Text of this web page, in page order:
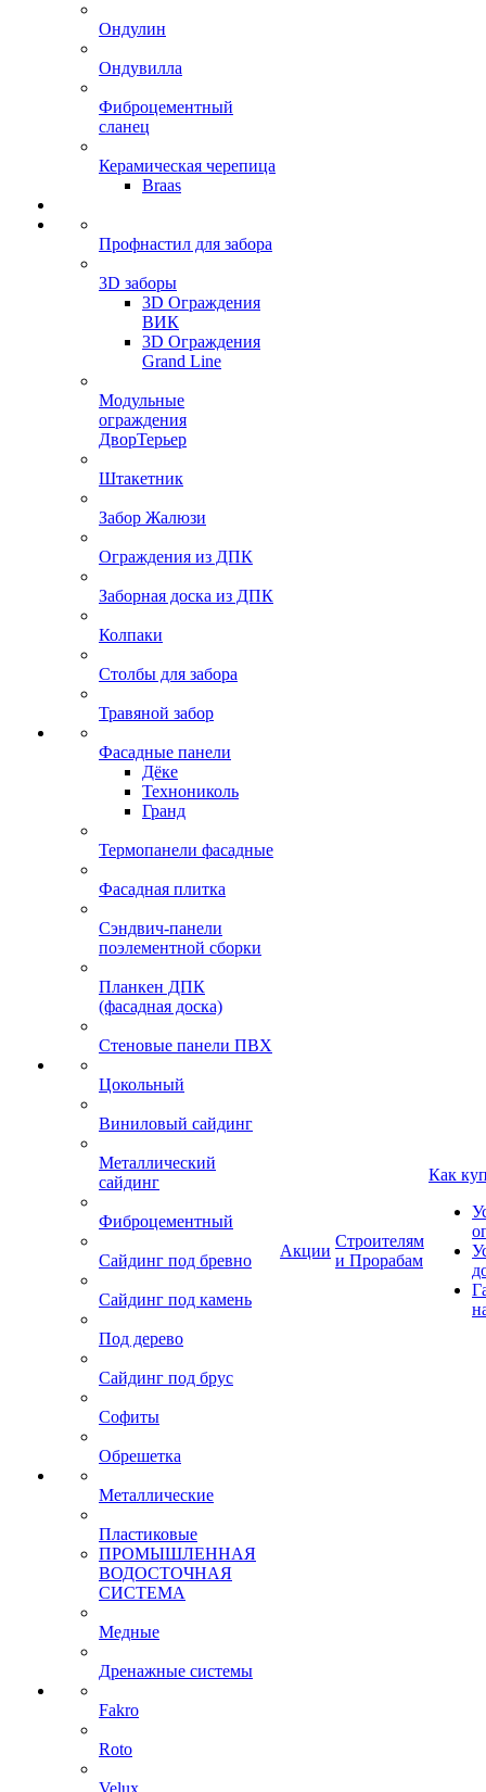
Ондулин
Ондувилла
Фиброцементный
сланец
Керамическая черепица
Braas
Профнастил для забора
3D заборы
3D Ограждения
ВИК
3D Ограждения
Grand Line
Модульные
ограждения
ДворТерьер
Штакетник
Забор Жалюзи
Ограждения из ДПК
Заборная доска из ДПК
Колпаки
Столбы для забора
Травяной забор
Фасадные панели
Дёке
Технониколь
Гранд
Термопанели фасадные
Фасадная плитка
Сэндвич-панели
поэлементной сборки
Планкен ДПК
(фасадная доска)
Стеновые панели ПВХ
Цокольный
Виниловый сайдинг
Металлический
сайдинг
Фиброцементный
Сайдинг под бревно
Сайдинг под камень
Под дерево
Сайдинг под брус
Софиты
Обрешетка
Металлические
Пластиковые
ПРОМЫШЛЕННАЯ
ВОДОСТОЧНАЯ
СИСТЕМА
Медные
Дренажные системы
Fakro
Roto
Velux
Акции
Строителям
и Прорабам
Как